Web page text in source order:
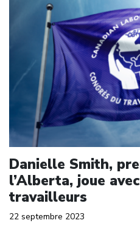
Danielle Smith,
l’Alberta, joue
travailleurs
22 septembre 2023